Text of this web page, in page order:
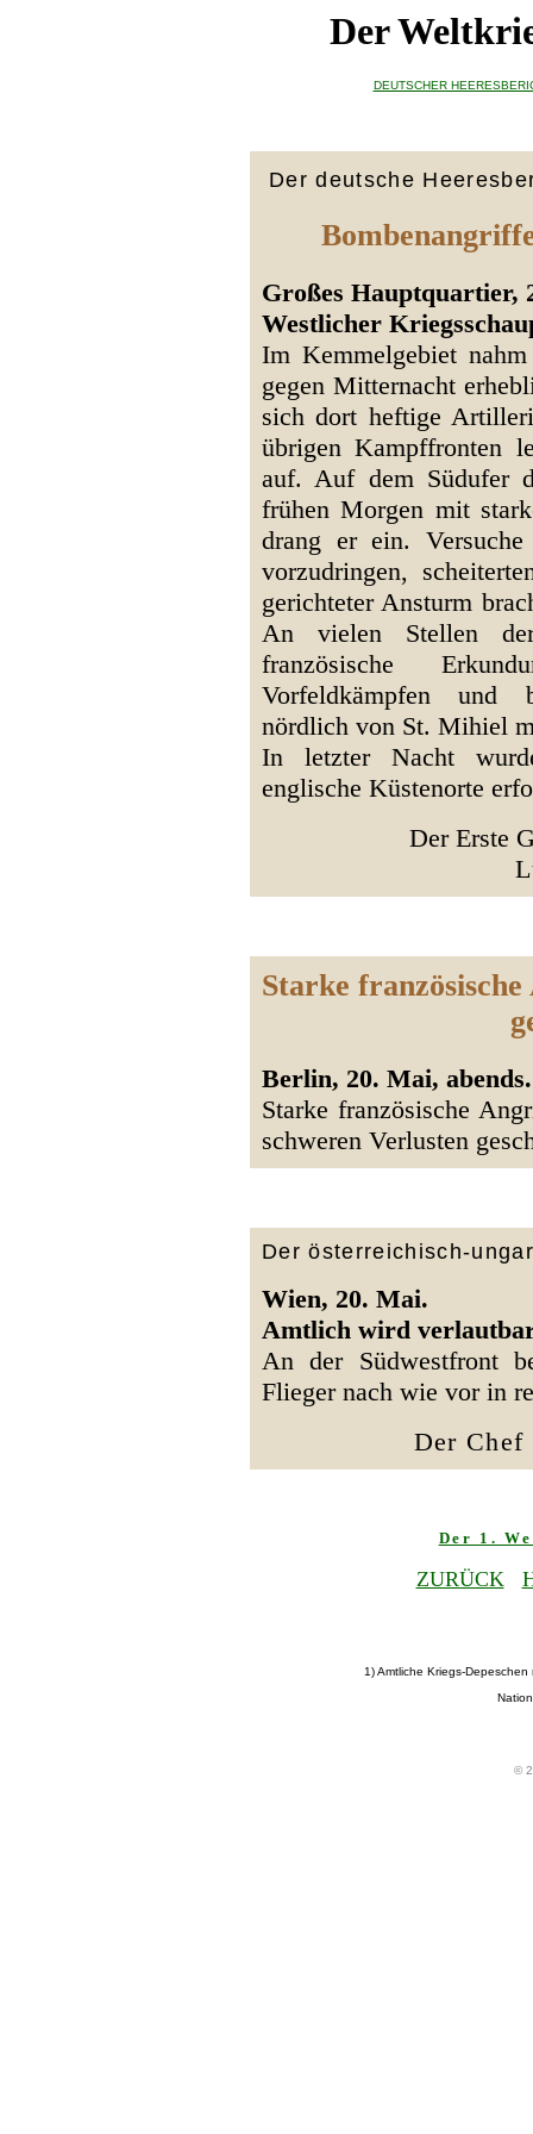
Der
DEUTSCHER
Der deutsche
Großes Hauptquartier,
Westlicher
Im Kemmelgebiet
gegen Mitternacht
sich dort heftige
übrigen Kampffronten
auf. Auf dem Südufer
frühen Morgen mit
drang er ein.
vorzudringen,
gerichteter Ansturm
An vielen Stellen
französische
Vorfeldkämpfen und
nördlich von St. Mihiel
In letzter Nacht
englische Küstenorte
Der Erste
Starke
Berlin, 20. Mai,
Starke französische
schweren Verlusten
Der österreichisch-
Wien, 20. Mai.
Amtlich wird
An der Südwestfront
Flieger nach wie vor in
Der Chef
Der 1.
ZURÜCK
1) Amtliche Kriegs-
©